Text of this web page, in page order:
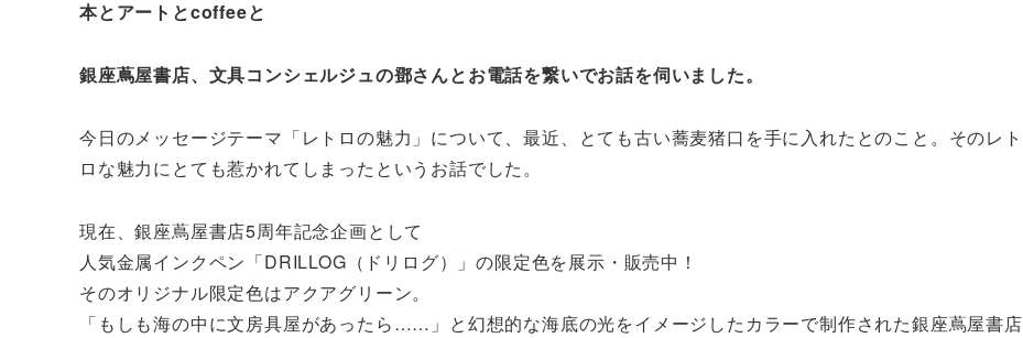
本とアートとcoffeeと
銀座蔦屋書店、文具コンシェルジュの鄧さんとお電話を繋いでお話を伺いました。
今日のメッセージテーマ「レトロの魅力」について、最近、とても古い蕎麦猪口を手に入れたとのこと。そのレト
ロな魅力にとても惹かれてしまったというお話でした。
現在、銀座蔦屋書店5周年記念企画として
人気金属インクペン「DRILLOG（ドリログ）」の限定色を展示・販売中！
そのオリジナル限定色はアクアグリーン。
「もしも海の中に文房具屋があったら……」と幻想的な海底の光をイメージしたカラーで制作された銀座蔦屋書店